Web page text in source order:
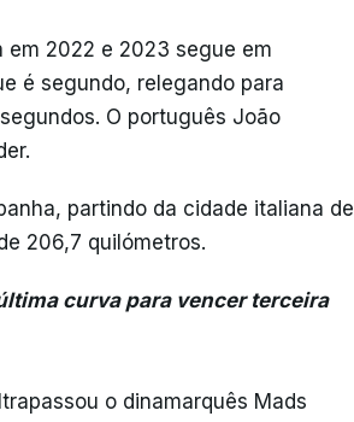
em 2022 e 2023 segue em
é segundo, relegando para
O português João
partindo da cidade italiana de
206,7 quilómetros.
curva para vencer terceira
o dinamarquês Mads